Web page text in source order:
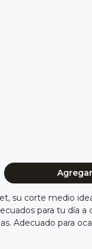
su corte medio
para tu día a
Adecuado para